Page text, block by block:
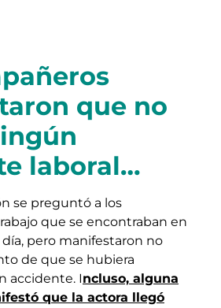
que no
laboral…
se preguntó a los
que se encontraban en
pero manifestaron no
de que se hubiera
accidente. Incluso, alguna
que la actora llegó